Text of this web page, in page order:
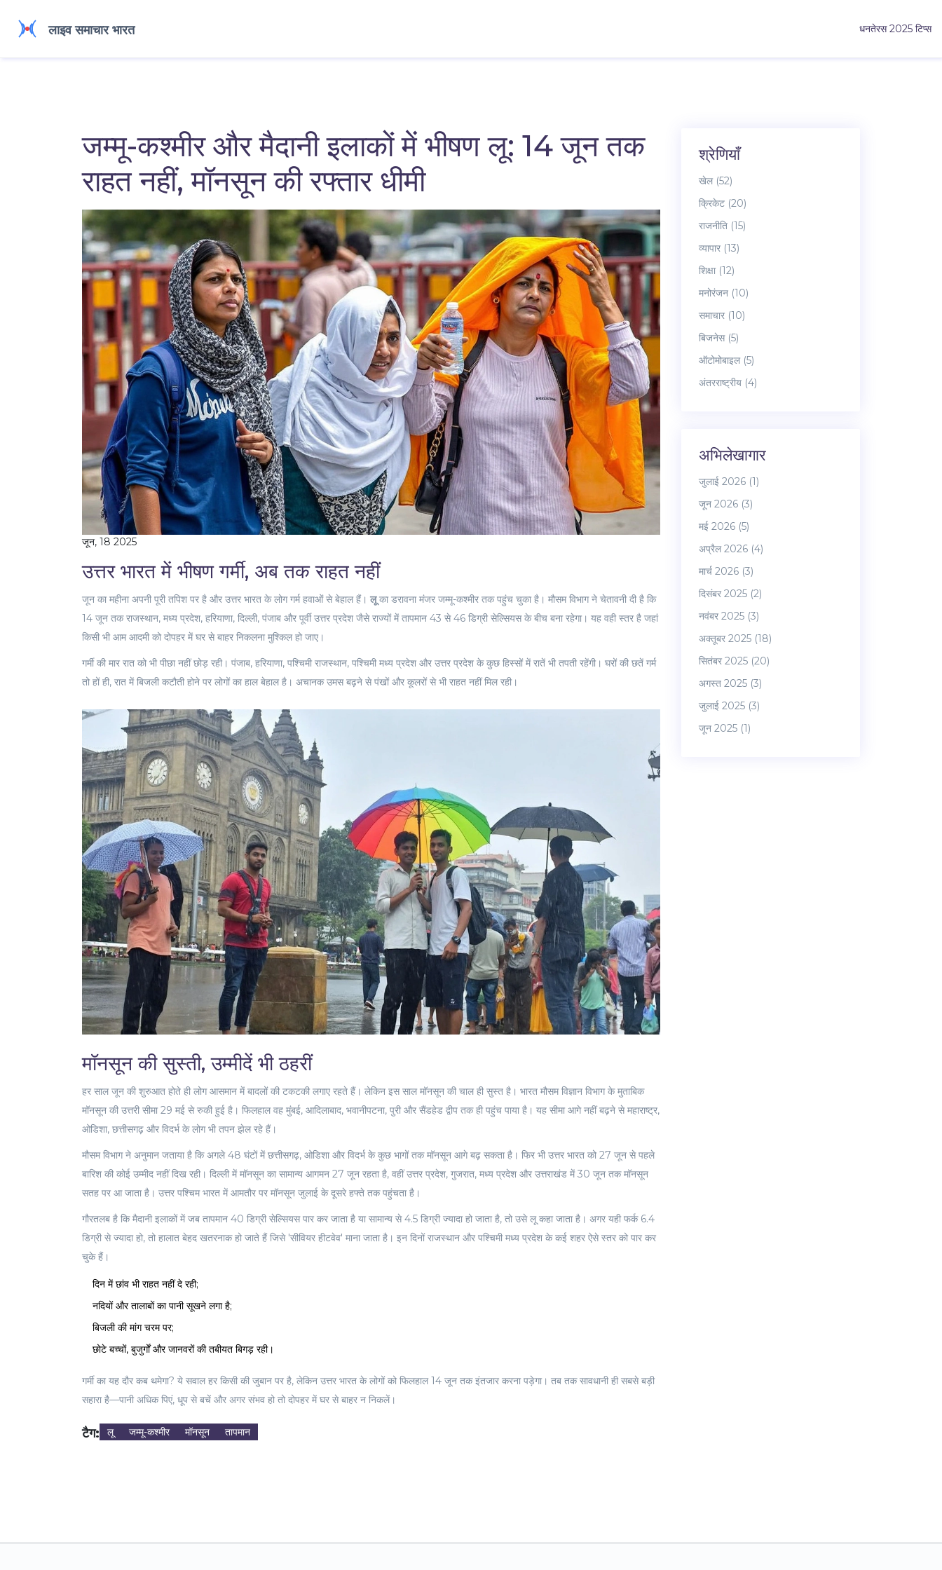
धनतेरस 2025 टिप्स
जम्मू-कश्मीर और मैदानी इलाकों में भीषण लू: 14 जून तक
राहत नहीं, मॉनसून की रफ्तार धीमी
जून, 18 2025
उत्तर भारत में भीषण गर्मी, अब तक राहत नहीं
जून का महीना अपनी पूरी तपिश पर है और उत्तर भारत के लोग गर्म हवाओं से बेहाल हैं। लूका डरावना मंजर जम्मू-कश्मीर तक पहुंच चुका है। मौसम विभाग ने चेतावनी दी है कि
14 जून तक राजस्थान, मध्य प्रदेश, हरियाणा, दिल्ली, पंजाब और पूर्वी उत्तर प्रदेश जैसे राज्यों में तापमान 43 से 46 डिग्री सेल्सियस के बीच बना रहेगा। यह वही स्तर है जहां
किसी भी आम आदमी को दोपहर में घर से बाहर निकलना मुश्किल हो जाए।
गर्मी की मार रात को भी पीछा नहीं छोड़ रही। पंजाब, हरियाणा, पश्चिमी राजस्थान, पश्चिमी मध्य प्रदेश और उत्तर प्रदेश के कुछ हिस्सों में रातें भी तपती रहेंगी। घरों की छतें गर्म
तो हों ही, रात में बिजली कटौती होने पर लोगों का हाल बेहाल है। अचानक उमस बढ़ने से पंखों और कूलरों से भी राहत नहीं मिल रही।
मॉनसून की सुस्ती, उम्मीदें भी ठहरीं
हर साल जून की शुरुआत होते ही लोग आसमान में बादलों की टकटकी लगाए रहते हैं। लेकिन इस साल मॉनसून की चाल ही सुस्त है। भारत मौसम विज्ञान विभाग के मुताबिक
मॉनसून की उत्तरी सीमा 29 मई से रुकी हुई है। फिलहाल वह मुंबई, आदिलाबाद, भवानीपटना, पुरी और सैंडहेड द्वीप तक ही पहुंच पाया है। यह सीमा आगे नहीं बढ़ने से महाराष्ट्र,
ओडिशा, छत्तीसगढ़ और विदर्भ के लोग भी तपन झेल रहे हैं।
मौसम विभाग ने अनुमान जताया है कि अगले 48 घंटों में छत्तीसगढ़, ओडिशा और विदर्भ के कुछ भागों तक मॉनसून आगे बढ़ सकता है। फिर भी उत्तर भारत को 27 जून से पहले
बारिश की कोई उम्मीद नहीं दिख रही। दिल्ली में मॉनसून का सामान्य आगमन 27 जून रहता है, वहीं उत्तर प्रदेश, गुजरात, मध्य प्रदेश और उत्तराखंड में 30 जून तक मॉनसून
सतह पर आ जाता है। उत्तर पश्चिम भारत में आमतौर पर मॉनसून जुलाई के दूसरे हफ्ते तक पहुंचता है।
गौरतलब है कि मैदानी इलाकों में जब तापमान 40 डिग्री सेल्सियस पार कर जाता है या सामान्य से 4.5 डिग्री ज्यादा हो जाता है, तो उसे लू कहा जाता है। अगर यही फर्क 6.4
डिग्री से ज्यादा हो, तो हालात बेहद खतरनाक हो जाते हैं जिसे 'सीवियर हीटवेव' माना जाता है। इन दिनों राजस्थान और पश्चिमी मध्य प्रदेश के कई शहर ऐसे स्तर को पार कर
चुके हैं।
दिन में छांव भी राहत नहीं दे रही;
नदियों और तालाबों का पानी सूखने लगा है;
बिजली की मांग चरम पर;
छोटे बच्चों, बुजुर्गों और जानवरों की तबीयत बिगड़ रही।
गर्मी का यह दौर कब थमेगा? ये सवाल हर किसी की जुबान पर है, लेकिन उत्तर भारत के लोगों को फिलहाल 14 जून तक इंतजार करना पड़ेगा। तब तक सावधानी ही सबसे बड़ी
सहारा है—पानी अधिक पिएं, धूप से बचें और अगर संभव हो तो दोपहर में घर से बाहर न निकलें।
टैग: लू जम्मू-कश्मीर मॉनसून तापमान
श्रेणियाँ
खेल (52)
क्रिकेट (20)
राजनीति (15)
व्यापार (13)
शिक्षा (12)
मनोरंजन (10)
समाचार (10)
बिजनेस (5)
ऑटोमोबाइल (5)
अंतरराष्ट्रीय (4)
अभिलेखागार
जुलाई 2026 (1)
जून 2026 (3)
मई 2026 (5)
अप्रैल 2026 (4)
मार्च 2026 (3)
दिसंबर 2025 (2)
नवंबर 2025 (3)
अक्तूबर 2025 (18)
सितंबर 2025 (20)
अगस्त 2025 (3)
जुलाई 2025 (3)
जून 2025 (1)